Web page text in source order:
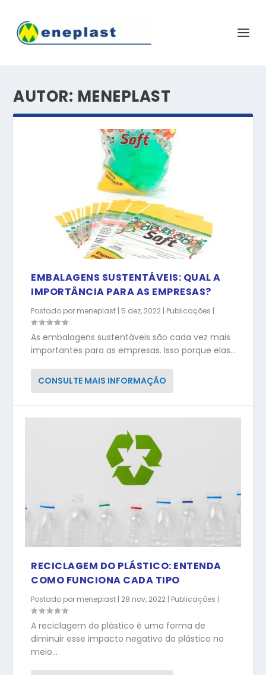
AUTOR: MENEPLAST
EMBALAGENS SUSTENTÁVEIS: QUAL A
IMPORTÂNCIA PARA AS EMPRESAS?
Postado por meneplast | 5 dez, 2022 | Publicações |
As embalagens sustentáveis são cada vez mais
importantes para as empresas. Isso porque elas...
CONSULTE MAIS INFORMAÇÃO
RECICLAGEM DO PLÁSTICO: ENTENDA
COMO FUNCIONA CADA TIPO
Postado por meneplast | 28 nov, 2022 | Publicações |
A reciclagem do plástico é uma forma de
diminuir esse impacto negativo do plástico no
meio...